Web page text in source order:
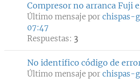
Compresor no arranca Fuji
Último mensaje por chispas-
07:47
Respuestas: 3
No identifico código de
Último mensaje por chispas-